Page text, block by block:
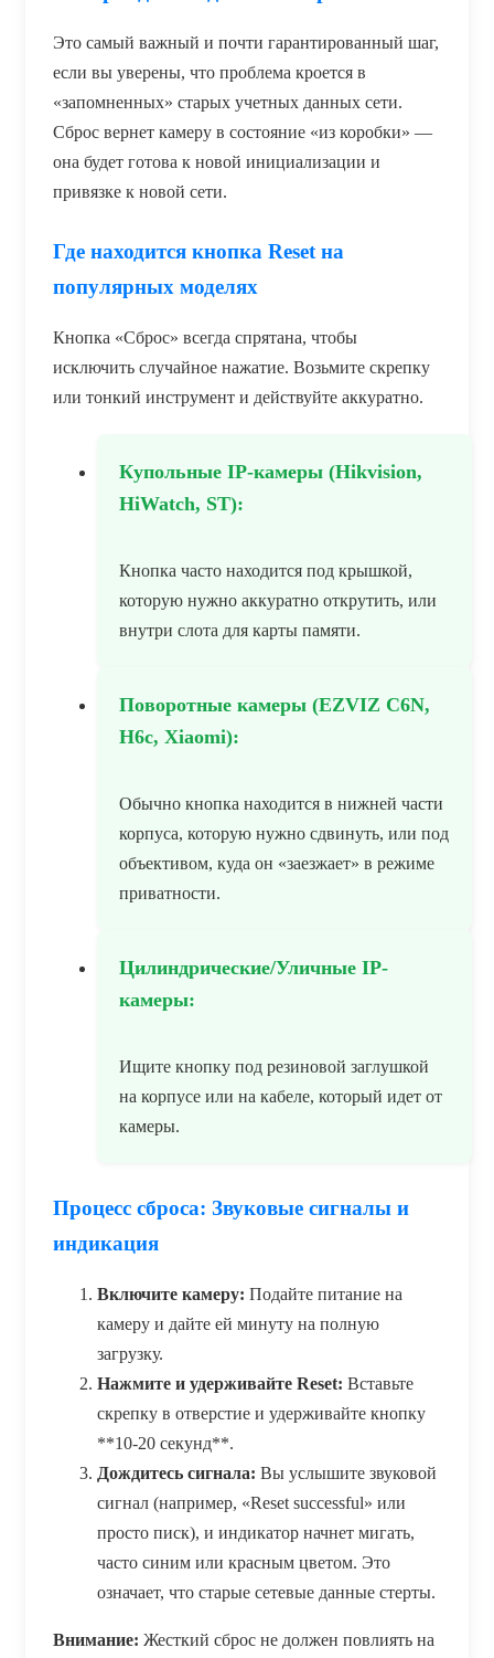
Это самый важный и почти гарантированный шаг,
если вы уверены, что проблема кроется в
«запомненных» старых учетных данных сети.
Сброс вернет камеру в состояние «из коробки» —
она будет готова к новой инициализации и
привязке к новой сети.
Где находится кнопка Reset на
популярных моделях
Кнопка «Сброс» всегда спрятана, чтобы
исключить случайное нажатие. Возьмите скрепку
или тонкий инструмент и действуйте аккуратно.
Купольные IP-камеры (Hikvision,
HiWatch, ST):
Кнопка часто находится под крышкой,
которую нужно аккуратно открутить, или
внутри слота для карты памяти.
Поворотные камеры (EZVIZ C6N,
H6c, Xiaomi):
Обычно кнопка находится в нижней части
корпуса, которую нужно сдвинуть, или под
объективом, куда он «заезжает» в режиме
приватности.
Цилиндрические/Уличные IP-
камеры:
Ищите кнопку под резиновой заглушкой
на корпусе или на кабеле, который идет от
камеры.
Процесс сброса: Звуковые сигналы и
индикация
Включите камеру: Подайте питание на
камеру и дайте ей минуту на полную
загрузку.
Нажмите и удерживайте Reset: Вставьте
скрепку в отверстие и удерживайте кнопку
**10-20 секунд**.
Дождитесь сигнала: Вы услышите звуковой
сигнал (например, «Reset successful» или
просто писк), и индикатор начнет мигать,
часто синим или красным цветом. Это
означает, что старые сетевые данные стерты.
Внимание: Жесткий сброс не должен повлиять на